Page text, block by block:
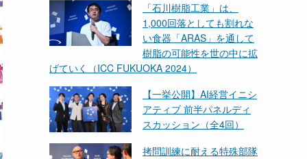
「石川樹脂工業」は、
1,000回落としても割れな
い食器「ARAS」を通して
樹脂の可能性を世の中に拡
げていく（ICC FUKUOKA 2024）
【一挙公開】AI経営イニシ
アティブ 前半パネルディ
スカッション（全4回）
拷問訓練に耐える特殊部隊